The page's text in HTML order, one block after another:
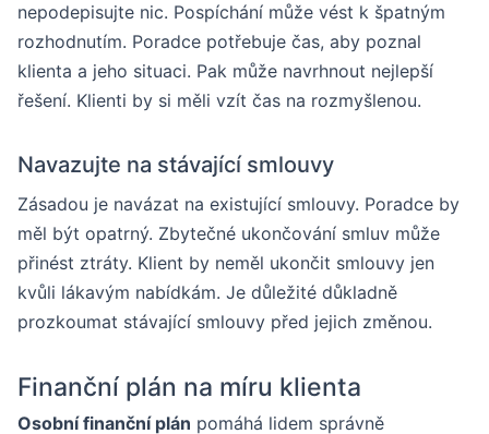
nepodepisujte nic. Pospíchání může vést k špatným
rozhodnutím. Poradce potřebuje čas, aby poznal
klienta a jeho situaci. Pak může navrhnout nejlepší
řešení. Klienti by si měli vzít čas na rozmyšlenou.
Navazujte na stávající smlouvy
Zásadou je navázat na existující smlouvy. Poradce by
měl být opatrný. Zbytečné ukončování smluv může
přinést ztráty. Klient by neměl ukončit smlouvy jen
kvůli lákavým nabídkám. Je důležité důkladně
prozkoumat stávající smlouvy před jejich změnou.
Finanční plán na míru klienta
Osobní finanční plán pomáhá lidem správně